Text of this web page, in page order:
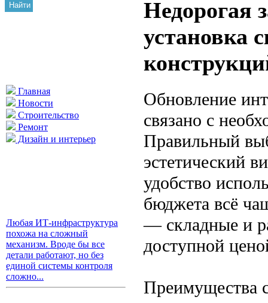
Найти
Главная
Новости
Строительство
Ремонт
Дизайн и интерьер
Любая ИТ-инфраструктура
похожа на сложный
механизм. Вроде бы все
детали работают, но без
единой системы контроля
сложно...
Недорогая
установка
Обновление
связано с
Правильный
эстетический
удобство
бюджета всё
— складные и
доступной
Преимущества